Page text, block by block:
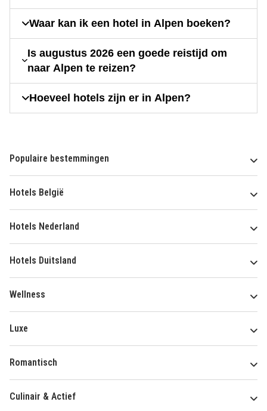
En picknicken in het ruim
opgezette archeologisch park
is geen probleem.
Waar kan ik een hotel in Alpen boeken?
Is augustus 2026 een goede reistijd om
naar Alpen te reizen?
Hoeveel hotels zijn er in Alpen?
Populaire bestemmingen
Hotels België
Hotels Nederland
Hotels Duitsland
Wellness
Luxe
Romantisch
Culinair & Actief